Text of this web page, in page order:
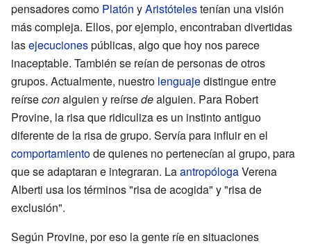
pensadores como Platón yAristótelestenían una visión
más compleja. Ellos, por ejemplo, encontraban divertidas
lasejecucionespúblicas, algo que hoy nos parece
inaceptable. También se reían de personas de otros
grupos. Actualmente, nuestro lenguajedistingue entre
reírseconalguien y reírsedealguien. Para Robert
Provine, la risa que ridiculiza es un instinto antiguo
diferente de la risa de grupo. Servía para influir en el
comportamientode quienes no pertenecían al grupo, para
que se adaptaran e integraran. LaantropólogaVerena
Alberti usa los términos "risa de acogida" y "risa de
exclusión".
Según Provine, por eso la gente ríe en situaciones